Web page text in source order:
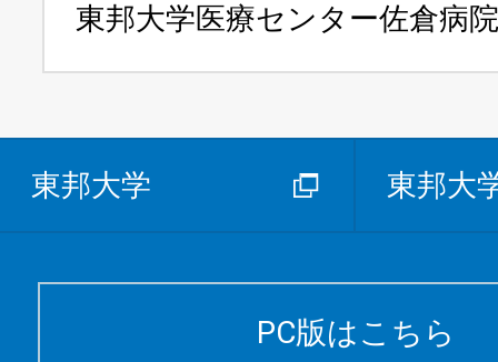
東邦大学医療センター佐倉病
東邦大学 東邦大
PC版はこちら